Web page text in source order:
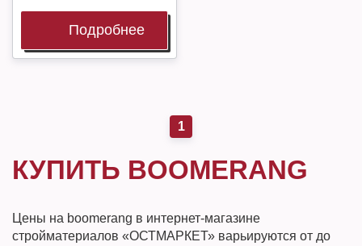
Подробнее
1
КУПИТЬ BOOMERANG
Цены на boomerang в интернет-магазине
стройматериалов «ОСТМАРКЕТ» варьируются от до